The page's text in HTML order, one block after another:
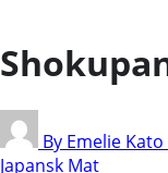
By Emelie Kato
Japansk Mat